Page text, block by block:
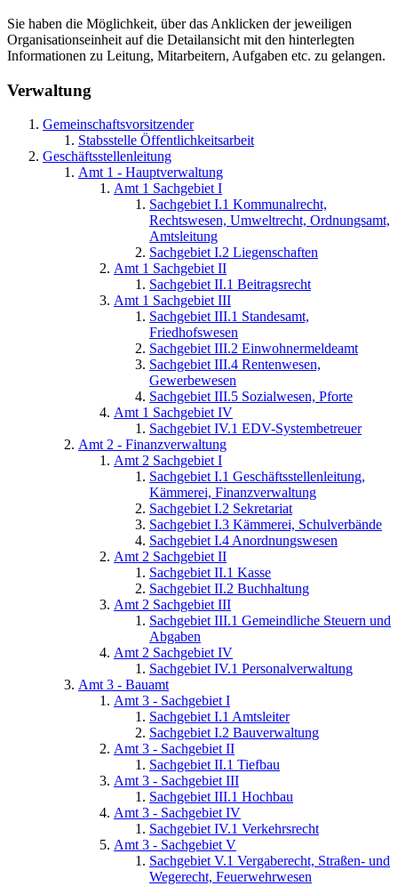
Sie haben die Möglichkeit, über das Anklicken der jeweiligen
Organisationseinheit auf die Detailansicht mit den hinterlegten
Informationen zu Leitung, Mitarbeitern, Aufgaben etc. zu gelangen.
Verwaltung
Gemeinschaftsvorsitzender
Stabsstelle Öffentlichkeitsarbeit
Geschäftsstellenleitung
Amt 1 - Hauptverwaltung
Amt 1 Sachgebiet I
Sachgebiet I.1 Kommunalrecht,
Rechtswesen, Umweltrecht, Ordnungsamt,
Amtsleitung
Sachgebiet I.2 Liegenschaften
Amt 1 Sachgebiet II
Sachgebiet II.1 Beitragsrecht
Amt 1 Sachgebiet III
Sachgebiet III.1 Standesamt,
Friedhofswesen
Sachgebiet III.2 Einwohnermeldeamt
Sachgebiet III.4 Rentenwesen,
Gewerbewesen
Sachgebiet III.5 Sozialwesen, Pforte
Amt 1 Sachgebiet IV
Sachgebiet IV.1 EDV-Systembetreuer
Amt 2 - Finanzverwaltung
Amt 2 Sachgebiet I
Sachgebiet I.1 Geschäftsstellenleitung,
Kämmerei, Finanzverwaltung
Sachgebiet I.2 Sekretariat
Sachgebiet I.3 Kämmerei, Schulverbände
Sachgebiet I.4 Anordnungswesen
Amt 2 Sachgebiet II
Sachgebiet II.1 Kasse
Sachgebiet II.2 Buchhaltung
Amt 2 Sachgebiet III
Sachgebiet III.1 Gemeindliche Steuern und
Abgaben
Amt 2 Sachgebiet IV
Sachgebiet IV.1 Personalverwaltung
Amt 3 - Bauamt
Amt 3 - Sachgebiet I
Sachgebiet I.1 Amtsleiter
Sachgebiet I.2 Bauverwaltung
Amt 3 - Sachgebiet II
Sachgebiet II.1 Tiefbau
Amt 3 - Sachgebiet III
Sachgebiet III.1 Hochbau
Amt 3 - Sachgebiet IV
Sachgebiet IV.1 Verkehrsrecht
Amt 3 - Sachgebiet V
Sachgebiet V.1 Vergaberecht, Straßen- und
Wegerecht, Feuerwehrwesen